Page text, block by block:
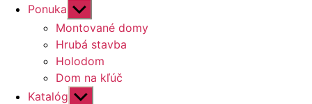
Ponuka Zobraziť
druhú
úroveň
navigácie
Montované domy
Hrubá stavba
Holodom
Dom na kľúč
Katalóg Zobraziť